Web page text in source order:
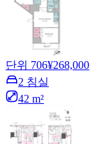
단위 706¥268,000
2 침실
42 m²